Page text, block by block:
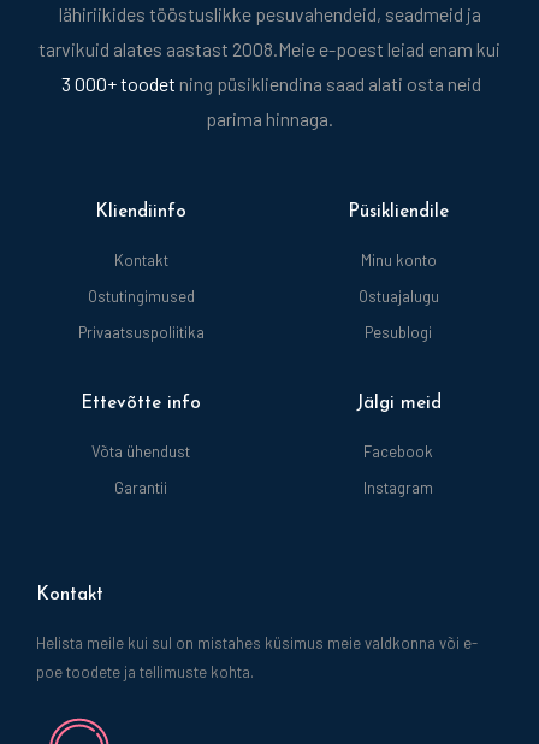
lähiriikides tööstuslikke pesuvahendeid, seadmeid ja
tarvikuid alates aastast 2008.Meie e-poest leiad enam kui
3 000+ toodet ning püsikliendina saad alati osta neid
parima hinnaga.
Kliendiinfo
Kontakt
Ostutingimused
Privaatsuspoliitika
Püsikliendile
Minu konto
Ostuajalugu
Pesublogi
Ettevõtte info
Võta ühendust
Garantii
Jälgi meid
Facebook
Instagram
Kontakt
Helista meile kui sul on mistahes küsimus meie valdkonna või e-
poe toodete ja tellimuste kohta.